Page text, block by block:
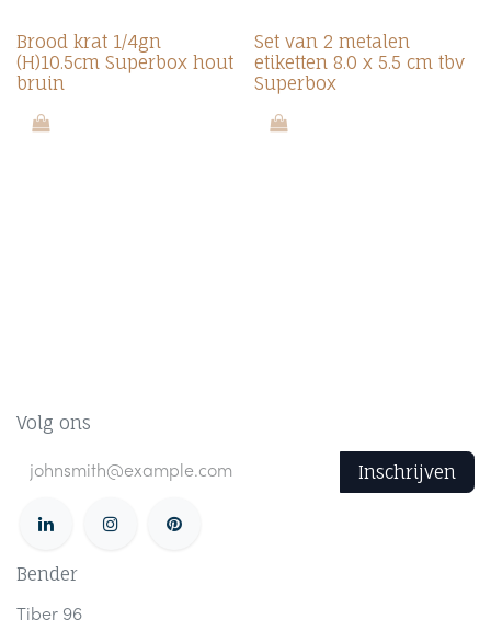
Brood krat 1/4gn
(H)10.5cm Superbox hout
bruin
Set van 2 metalen
etiketten 8.0 x 5.5 cm tbv
Superbox
Volg ons
Inschrijven
Bender
Tiber 96